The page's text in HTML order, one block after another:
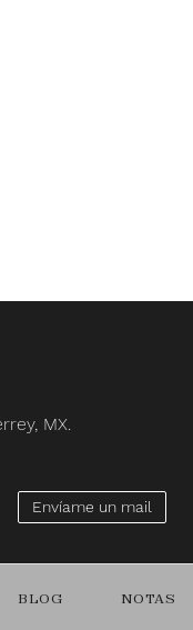
BLOG NOTAS
MX.
Envíame un mail